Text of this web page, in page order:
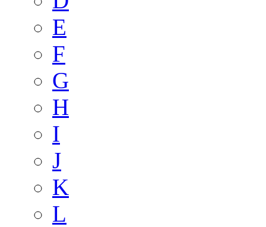
E
F
G
H
I
J
K
L